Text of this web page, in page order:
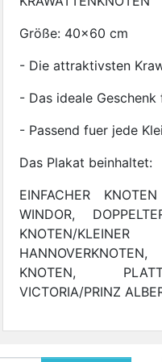
Größe: 40x60 cm
- Die attraktivsten
- Das ideale
- Passend fuer jede
Das Plakat beinhaltet:
EINFACHER
WINDOR,
KNOTEN/
KNOTEN,
VICTORIA/PRINZ